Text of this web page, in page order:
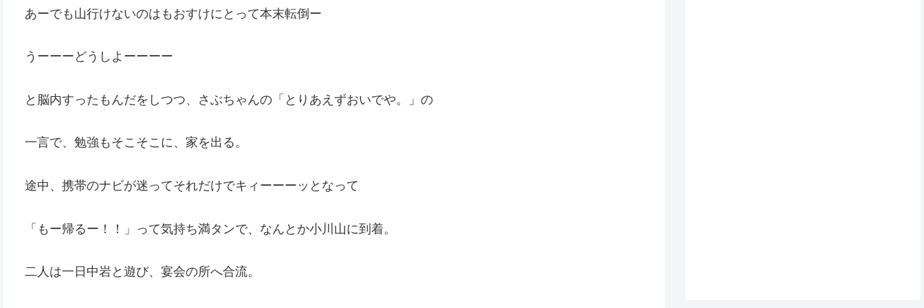
あーでも山行けないのはもおすけにとって本末転倒ー
うーーーどうしよーーーー
と脳内すったもんだをしつつ、さぶちゃんの「とりあえずおいでや。」の
一言で、勉強もそこそこに、家を出る。
途中、携帯のナビが迷ってそれだけでキィーーーッとなって
「もー帰るー！！」って気持ち満タンで、なんとか小川山に到着。
二人は一日中岩と遊び、宴会の所へ合流。